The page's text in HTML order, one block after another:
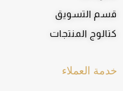
خدمة العملاء
قسم التسويق
كتالوج المنتجات